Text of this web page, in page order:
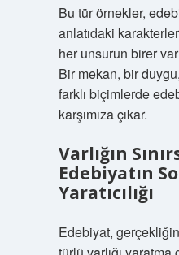
Bu tür örnekler,
anlatıdaki
her unsurun birer
Bir mekan, bir
farklı biçimlerde
karşımıza çıkar.
Varlığın
Edebiyatın
Yaratıcılığı
Edebiyat, gerçekliğin